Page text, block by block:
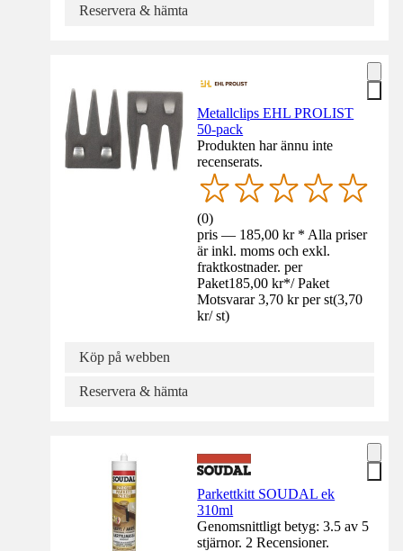
Reservera & hämta
Metallclips EHL PROLIST
50-pack
Produkten har ännu inte
recenserats.
(0)
pris — 185,00 kr * Alla priser
är inkl. moms och exkl.
fraktkostnader. per
Paket185,00 kr*/ Paket
Motsvarar 3,70 kr per st(3,70
kr/ st)
Köp på webben
Reservera & hämta
Parkettkitt SOUDAL ek
310ml
Genomsnittligt betyg: 3.5 av 5
stjärnor. 2 Recensioner.